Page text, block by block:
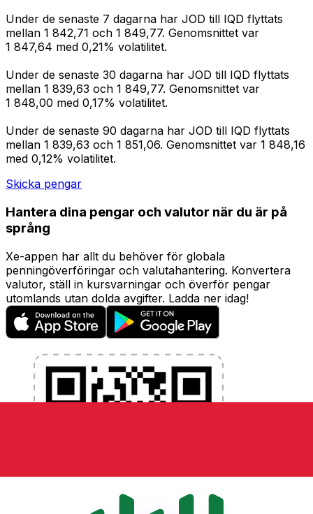
Under de senaste 7 dagarna har JOD till IQD flyttats
mellan 1 842,71 och 1 849,77. Genomsnittet var
1 847,64 med 0,21% volatilitet.
Under de senaste 30 dagarna har JOD till IQD flyttats
mellan 1 839,63 och 1 849,77. Genomsnittet var
1 848,00 med 0,17% volatilitet.
Under de senaste 90 dagarna har JOD till IQD flyttats
mellan 1 839,63 och 1 851,06. Genomsnittet var 1 848,16
med 0,12% volatilitet.
Skicka pengar
Hantera dina pengar och valutor när du är på
språng
Xe-appen har allt du behöver för globala
penningöverföringar och valutahantering. Konvertera
valutor, ställ in kursvarningar och överför pengar
utomlands utan dolda avgifter. Ladda ner idag!